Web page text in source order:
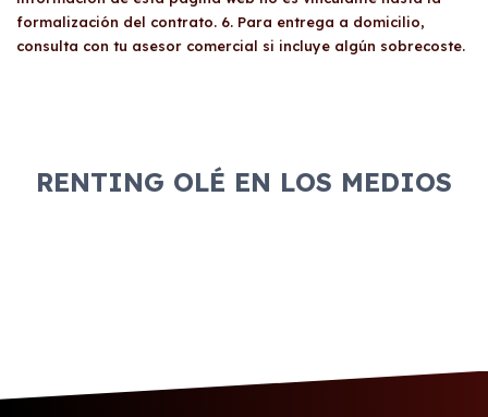
formalización del contrato. 6. Para entrega a domicilio,
consulta con tu asesor comercial si incluye algún sobrecoste.
RENTING OLÉ EN LOS MEDIOS